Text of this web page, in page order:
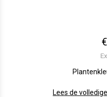
Lees de